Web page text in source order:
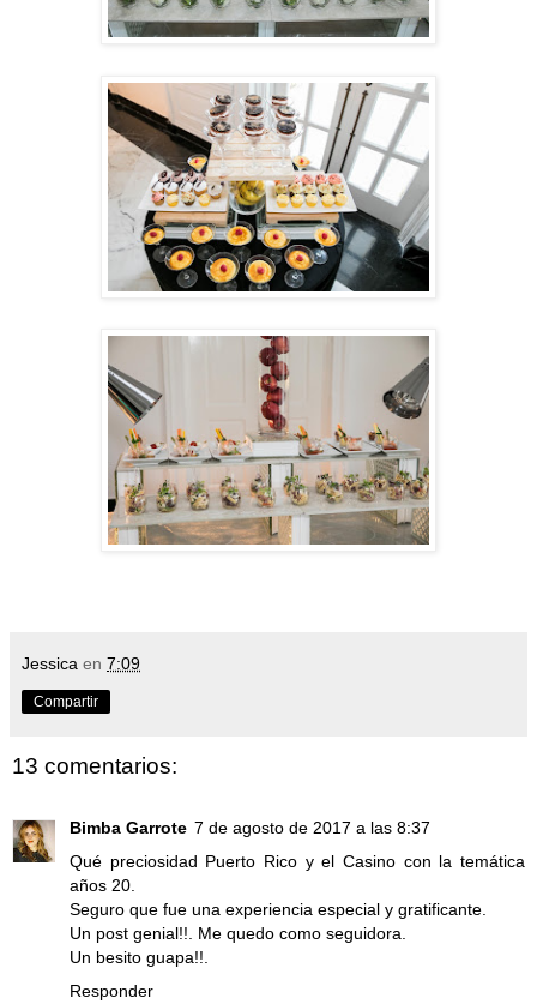
Jessica en 7:09
Compartir
13 comentarios:
Bimba Garrote 7 de agosto de 2017 a las 8:37
Qué preciosidad Puerto Rico y el Casino con la temática
años 20.
Seguro que fue una experiencia especial y gratificante.
Un post genial!!. Me quedo como seguidora.
Un besito guapa!!.
Responder